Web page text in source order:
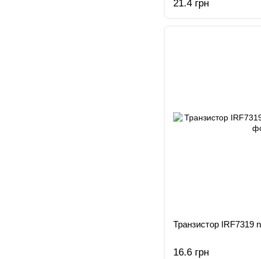
21.4 грн
Транзистор IRF7319
16.6 грн